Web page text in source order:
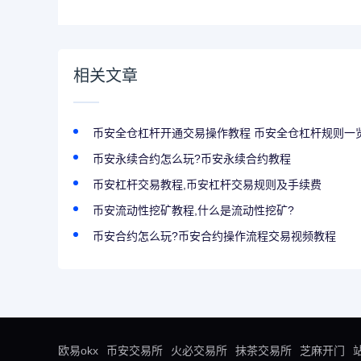
相关文章
币安全仓杠杆开通交易操作教程 币安全仓杠杆规则一
币安永续合约怎么玩?币安永续合约教程
币安杠杆交易教程,币安杠杆交易规则及手续费
币安流动性挖矿教程,什么是流动性挖矿?
币安合约怎么玩?币安合约操作流程交易视频教程
欧易okx 币安交易所 火必交易所 抹茶交易所 芝麻开门